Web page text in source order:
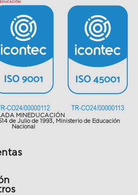
MINEDUCACIÓN
de Julio de 1993, Ministerio de Educación
Nacional